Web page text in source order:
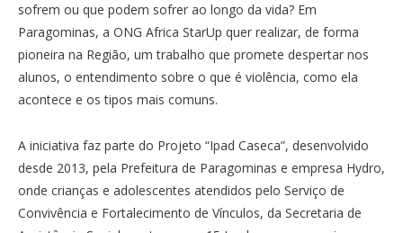
sofrem ou que podem sofrer ao longo da vida? Em
Paragominas, a ONG Africa StarUp quer realizar, de forma
pioneira na Região, um trabalho que promete despertar nos
alunos, o entendimento sobre o que é violência, como ela
acontece e os tipos mais comuns.
A iniciativa faz parte do Projeto “Ipad Caseca”, desenvolvido
desde 2013, pela Prefeitura de Paragominas e empresa Hydro,
onde crianças e adolescentes atendidos pelo Serviço de
Convivência e Fortalecimento de Vínculos, da Secretaria de